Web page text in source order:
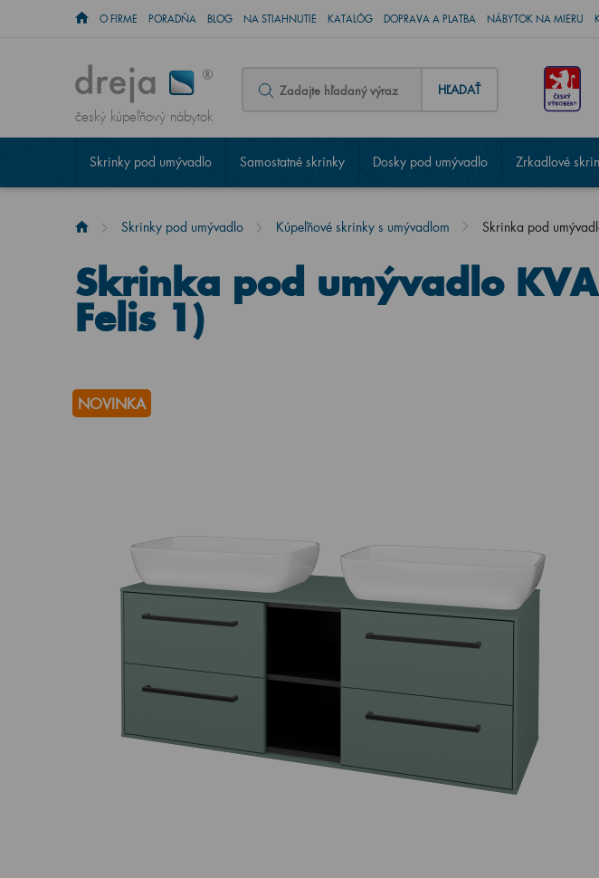
O FIRME PORADŇA BLOG NA STIAHNUTIE KATALÓG DOPRAVA A PLATBA NÁBYTOK NA MIERU
český kúpeľňový nábytok
HĽADAŤ
Skrinky pod umývadlo Samostatné skrinky Dosky pod umývadlo Zrkadlové
Skrinky pod umývadlo Kúpeľňové skrinky s umývadlom Skrinka pod
Skrinka pod umývadlo
Felis 1)
NOVINKA